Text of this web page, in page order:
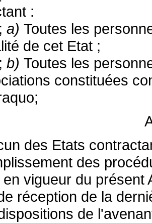
:
a) Toutes les
de cet Etat ;
b) Toutes les
constituées
des Etats
des
en vigueur du présent
réception de la
de